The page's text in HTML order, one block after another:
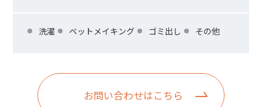
洗濯 ベットメイキング ゴミ出し その他
お問い合わせはこちら